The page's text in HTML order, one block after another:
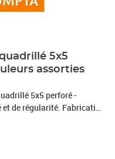
5x5
assorties
5x5 perforé -
de régularité. Fabrication
issue de forêts
Rigides et pratiques,